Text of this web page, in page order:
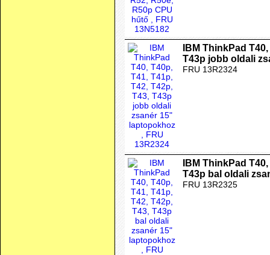
IBM ThinkPad
T43p jobb oldali
FRU 13R2324
IBM ThinkPad
T43p bal oldali
FRU 13R2325